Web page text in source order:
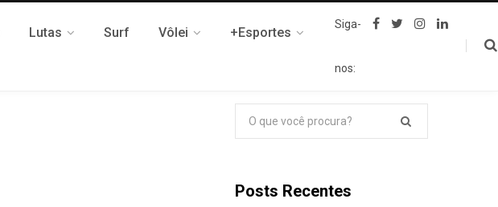
Lutas Surf Vôlei +Esportes
Siga-
nos:
F
I
L
Pesquisar
por:
Posts Recentes